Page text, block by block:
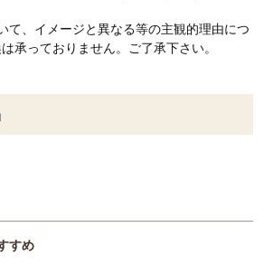
て、イメージと異なる等の主観的理由につ
承っておりません。ご了承下さい。
すめ